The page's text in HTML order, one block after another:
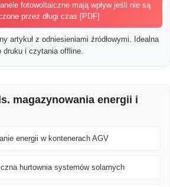
fotowoltaiczne mają wpływ jeśli nie są
przez długi czas [PDF]
artykuł z odniesieniami źródłowymi. Idealna
druku i czytania offline.
magazynowania energii i
energii w kontenerach AGV
hurtownia systemów solarnych